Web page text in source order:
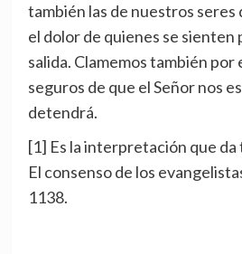
también las de nuestros seres
el dolor de quienes se sienten
salida. Clamemos también por
seguros de que el Señor nos
detendrá.
[1] Es la interpretación que
El consenso de los
1138.